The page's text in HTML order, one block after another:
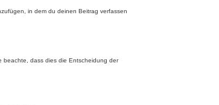
in dem du deinen Beitrag verfassen
beachte, dass dies die Entscheidung der